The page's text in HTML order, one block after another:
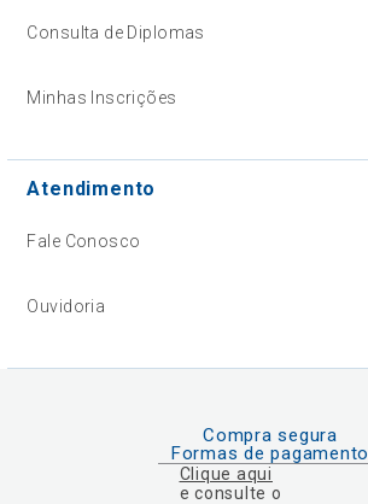
Consulta de Diplomas
Minhas Inscrições
Atendimento
Fale Conosco
Ouvidoria
Compra segura
Formas de pagamento
Clique aqui
e consulte o